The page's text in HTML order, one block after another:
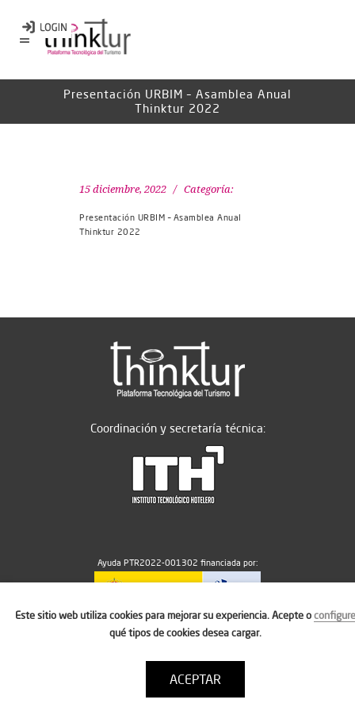
Presentación URBIM – Asamblea Anual
Thinktur 2022
15 diciembre, 2022 Categoría:
Presentación URBIM – Asamblea Anual
Thinktur 2022
Coordinación y secretaría técnica:
Ayuda PTR2022-001302 financiada por:
MICIU/AEI/10.13039/501100011033
Política de cookies
Condiciones de uso
Este sitio web utiliza cookies para mejorar su experiencia. Acepte oconfigure
qué tipos de cookies desea cargar.
ACEPTAR